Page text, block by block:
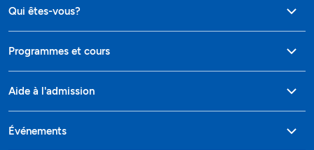
Qui êtes-vous?
Programmes et cours
Aide à l'admission
Événements